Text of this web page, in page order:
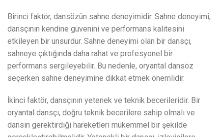
Birinci faktör, dansözün sahne deneyimidir. Sahne deneyimi,
dansçının kendine güvenini ve performans kalitesini
etkileyen bir unsurdur. Sahne deneyimi olan bir dansçı,
sahneye çıktığında daha rahat ve profesyonel bir
performans sergileyebilir. Bu nedenle, oryantal dansöz
seçerken sahne deneyimine dikkat etmek önemlidir.
İkinci faktör, dansçının yetenek ve teknik becerileridir. Bir
oryantal dansçı, doğru teknik becerilere sahip olmalı ve
dansın gerektirdiği hareketleri mükemmel bir şekilde